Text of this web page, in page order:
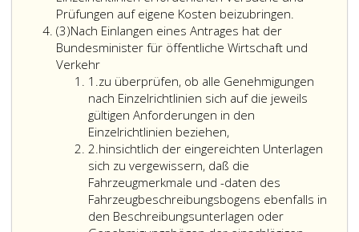
Prüfungen auf eigene Kosten beizubringen.
(3)Absatz
3
Nach Einlangen eines Antrages hat der
Bundesminister für öffentliche Wirtschaft und
Verkehr
1.Ziffer
eins
zu überprüfen, ob alle Genehmigungen
nach Einzelrichtlinien sich auf die jeweils
gültigen Anforderungen in den
Einzelrichtlinien beziehen,
2.Ziffer
2
hinsichtlich der eingereichten Unterlagen
sich zu vergewissern, daß die
Fahrzeugmerkmale und -daten des
Fahrzeugbeschreibungsbogens ebenfalls in
den Beschreibungsunterlagen oder